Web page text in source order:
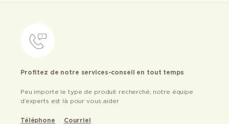
Profitez de notre services-conseil en tout temps
Peu importe le type de produit recherché, notre équipe
d’experts est là pour vous aider
Téléphone Courriel